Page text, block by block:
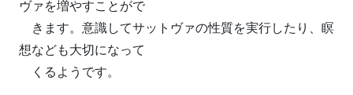
ヴァを増やすことがで
きます。意識してサットヴァの性質を実行したり、瞑
想なども大切になって
くるようです。